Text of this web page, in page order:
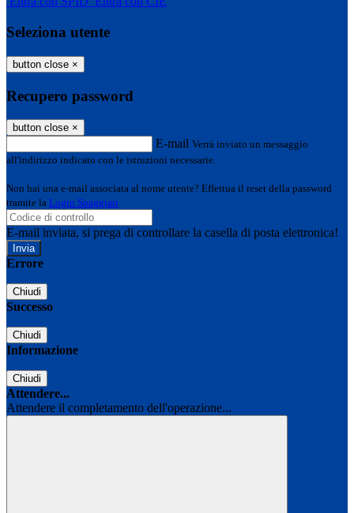
Seleziona utente
button close ×
Recupero password
button close ×
E-mail Verrà inviato un messaggio
all'indirizzo indicato con le istruzioni necessarie.
Non hai una e-mail associata al nome utente? Effettua il reset della password
tramite la Login Spaggiari
E-mail inviata, si prega di controllare la casella di posta elettronica!
Errore
Chiudi
Successo
Chiudi
Informazione
Chiudi
Attendere...
Attendere il completamento dell'operazione...